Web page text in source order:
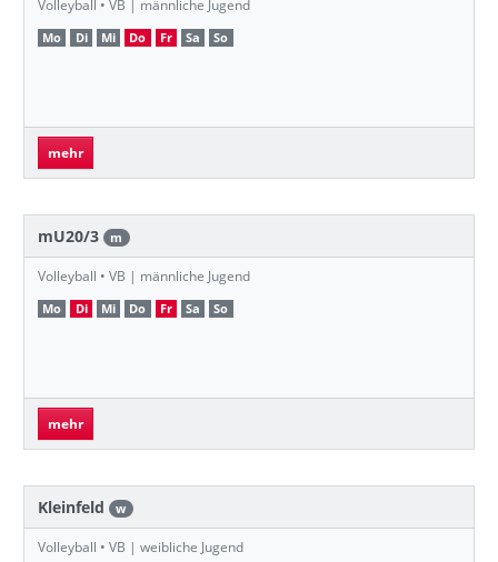
Volleyball • VB | männliche Jugend
Mo Di Mi Do Fr Sa So
mehr
mU20/3 m
Volleyball • VB | männliche Jugend
Mo Di Mi Do Fr Sa So
mehr
Kleinfeld w
Volleyball • VB | weibliche Jugend